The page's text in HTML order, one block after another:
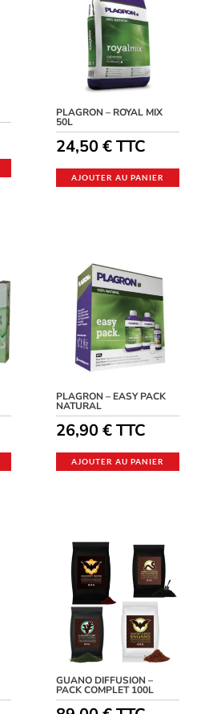
PLAGRON – ROYAL MIX
50L
24,50€TTC
AJOUTER AU PANIER
PLAGRON – EASY PACK
NATURAL
26,90€TTC
AJOUTER AU PANIER
GUANO DIFFUSION –
PACK COMPLET 100L